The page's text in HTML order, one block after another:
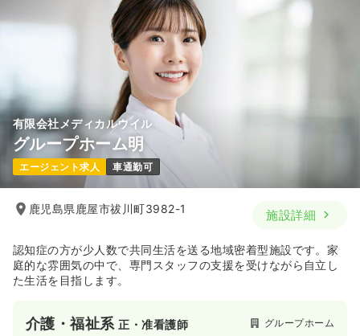
有限会社メディカルウイル
グループホーム明
エージェント求人 車通勤可
鹿児島県鹿屋市祓川町3982-1 施設詳細
認知症の方が少人数で共同生活を送る地域密着型施設です。家
庭的な雰囲気の中で、専門スタッフの支援を受けながら自立し
た生活を目指します。
介護・福祉系正・准看護師 グループホーム